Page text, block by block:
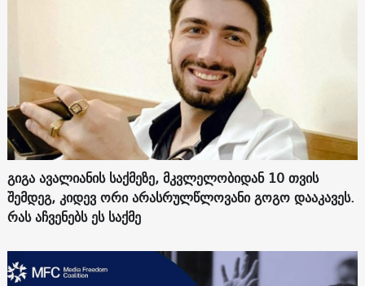
გიგა ავალიანის საქმეზე, მკვლელობიდან 10 თვის
შემდეგ, კიდევ ორი არასრულწლოვანი გოგო დააკავეს.
რას აჩვენებს ეს საქმე